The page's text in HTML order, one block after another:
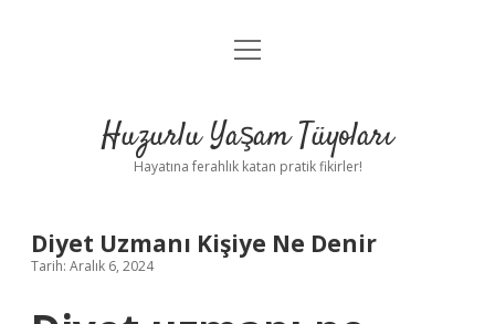
Anasayfa
Yasal Uyarı
menüyü
Huzurlu Yaşam Tüyoları
Hayatına ferahlık katan pratik fikirler!
Diyet Uzmanı Kişiye Ne Denir
Tarih: Aralık 6, 2024